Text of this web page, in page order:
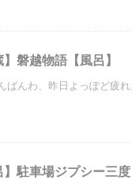
】磐越物語【風呂】
ばんわ、昨日よっぽど疲
】駐車場ジプシー三度